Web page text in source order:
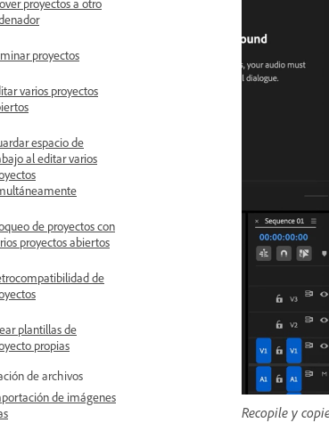
proyectos a otro
proyectos
varios proyectos
espacio de
al editar varios
de proyectos con
proyectos abiertos
de
plantillas de
propias
de archivos
de imágenes
Recopile y